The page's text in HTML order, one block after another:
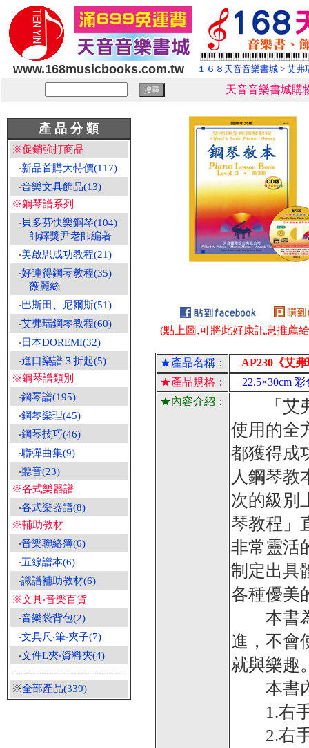
www.168musicbooks.com.tw １６８天音音樂書城 > 艾弗
天音音樂書城購
產 品 分 類
※促銷強打商品
‧新品首購大特價(117)
‧音樂文具飾品(13)
※鋼琴譜系列
‧ 貝多芬快樂鋼琴(104)
師鐸獎尹老師編著
‧美啟思成功教程(21)
‧好連得鋼琴教程(35)
薇麗絲
‧巴斯田、尼爾斯(51)
‧艾弗瑞鋼琴教程(60)
‧ 日本DOREMI(32)
‧進口樂譜３折起(5)
※鋼琴譜類別
‧鋼琴譜(195)
‧鋼琴樂理(45)
‧鋼琴技巧(46)
‧聯彈曲集(9)
‧聽音(23)
※各式樂器譜
‧各式樂器譜(8)
※輔助教材
‧音樂聯絡簿(6)
‧五線譜本(6)
‧識譜補助教材(6)
※文具‧音樂百貨
‧音樂袋背包(2)
‧文具尺‧筆‧夾子(7)
‧文件L夾‧資料夾(4)
---------------------------------
※全部產品(339)
(點上圖,可將此好康訊息推薦
★產品名稱：
AP230《艾弗
★產品規格：
22.5×30cm 彩
★內容介紹：
「艾弗
使用的全
都獲得成
人鋼琴教
次的級別
琴教程」
非常靈活
制定出具
各種優美
本書為
進，不會
就與樂趣
本書內
1.右手:
2.右手: